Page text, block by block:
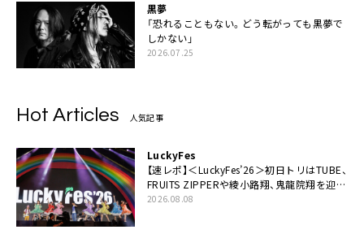
黒夢
「恐れることもない。どう転がっても黒夢で
しかない」
2026.07.25
Hot Articles 人気記事
LuckyFes
【速レポ】＜LuckyFes’26＞初日トリはTUBE、
FRUITS ZIPPERや綾小路翔、鬼龍院翔を迎え
た豪華コラボも「知ってたらぜひ一緒に歌っ
2026.08.08